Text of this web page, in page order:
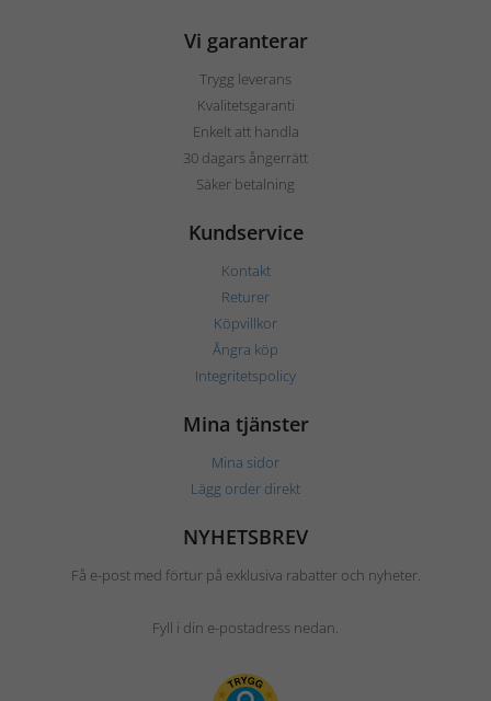
Vi garanterar
Trygg leverans
Kvalitetsgaranti
Enkelt att handla
30 dagars ångerrätt
Säker betalning
Kundservice
Kontakt
Returer
Köpvillkor
Ångra köp
Integritetspolicy
Mina tjänster
Mina sidor
Lägg order direkt
NYHETSBREV
Få e-post med förtur på exklusiva rabatter och nyheter.
Fyll i din e-postadress nedan.